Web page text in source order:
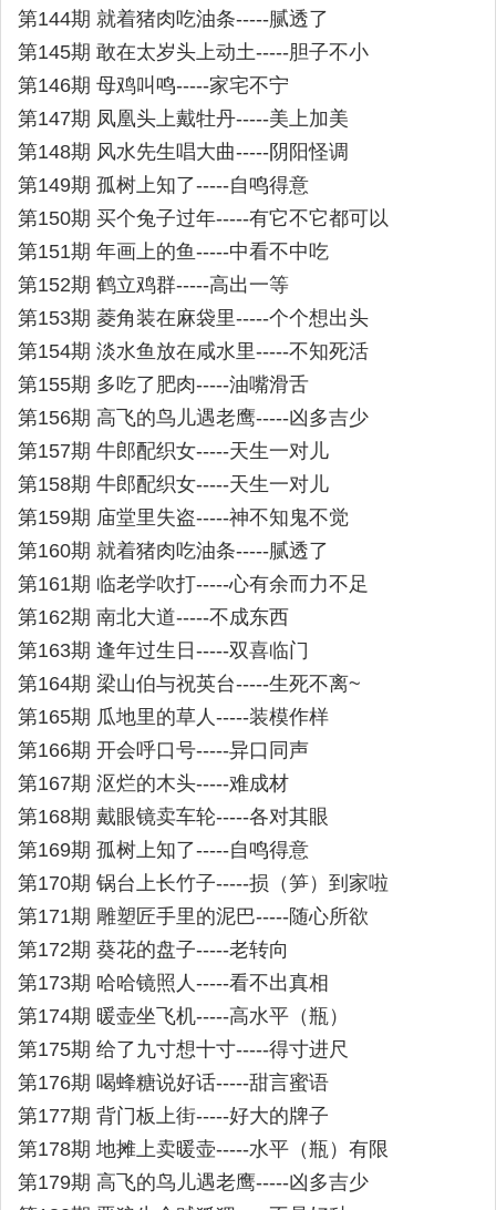
第144期 就着猪肉吃油条-----腻透了
第145期 敢在太岁头上动土-----胆子不小
第146期 母鸡叫鸣-----家宅不宁
第147期 凤凰头上戴牡丹-----美上加美
第148期 风水先生唱大曲-----阴阳怪调
第149期 孤树上知了-----自鸣得意
第150期 买个兔子过年-----有它不它都可以
第151期 年画上的鱼-----中看不中吃
第152期 鹤立鸡群-----高出一等
第153期 菱角装在麻袋里-----个个想出头
第154期 淡水鱼放在咸水里-----不知死活
第155期 多吃了肥肉-----油嘴滑舌
第156期 高飞的鸟儿遇老鹰-----凶多吉少
第157期 牛郎配织女-----天生一对儿
第158期 牛郎配织女-----天生一对儿
第159期 庙堂里失盗-----神不知鬼不觉
第160期 就着猪肉吃油条-----腻透了
第161期 临老学吹打-----心有余而力不足
第162期 南北大道-----不成东西
第163期 逢年过生日-----双喜临门
第164期 梁山伯与祝英台-----生死不离~
第165期 瓜地里的草人-----装模作样
第166期 开会呼口号-----异口同声
第167期 沤烂的木头-----难成材
第168期 戴眼镜卖车轮-----各对其眼
第169期 孤树上知了-----自鸣得意
第170期 锅台上长竹子-----损（笋）到家啦
第171期 雕塑匠手里的泥巴-----随心所欲
第172期 葵花的盘子-----老转向
第173期 哈哈镜照人-----看不出真相
第174期 暖壶坐飞机-----高水平（瓶）
第175期 给了九寸想十寸-----得寸进尺
第176期 喝蜂糖说好话-----甜言蜜语
第177期 背门板上街-----好大的牌子
第178期 地摊上卖暖壶-----水平（瓶）有限
第179期 高飞的鸟儿遇老鹰-----凶多吉少